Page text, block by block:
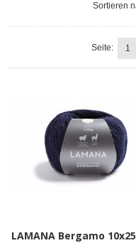
Sortieren
Seite: 1
LAMANA Bergamo